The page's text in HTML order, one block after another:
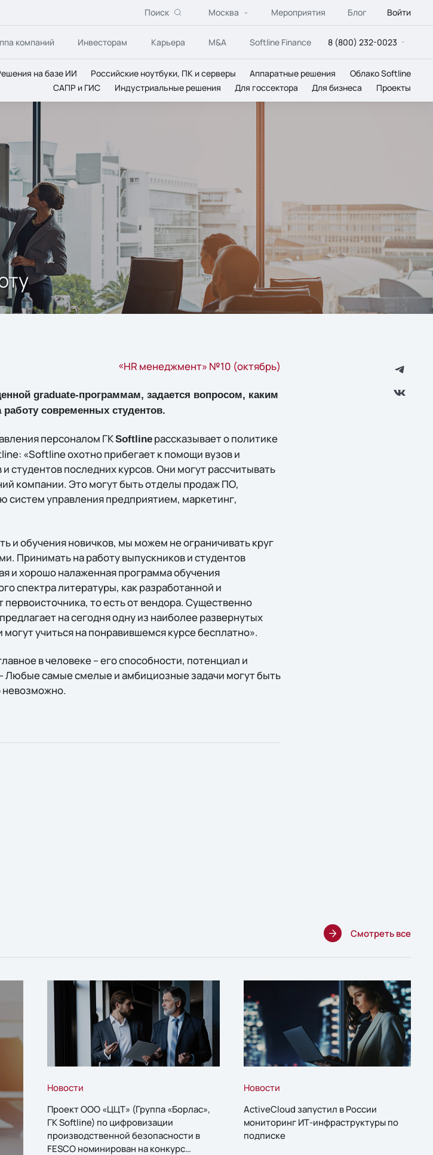
Поиск Москва Мероприятия Блог Войти
компаний Инвесторам Карьера M&A Softline Finance 8 (800) 232-0023
на базе ИИ Российские ноутбуки, ПК и серверы Аппаратные решения
Облако Softline
САПР и ГИС
Индустриальные решения Для госсектора Для бизнеса Проекты
«HR менеджмент» №10 (октябрь)
graduate-программам, задается вопросом, каким
современных студентов.
персоналом ГКSoftlineрассказывает о политике
«Softline охотно прибегает к помощи вузов и
студентов последних курсов. Они могут рассчитывать
компании. Это могут быть отделы продаж ПО,
управления предприятием, маркетинг,
и обучения новичков, мы можем не ограничивать круг
Принимать на работу выпускников и студентов
и хорошо налаженная программа обучения
спектра литературы, как разработанной и
то есть от вендора. Существенно
на сегодня одну из наиболее развернутых
учиться на понравившемся курсе бесплатно».
в человеке – его способности, потенциал и
Любые самые смелые и амбициозные задачи могут быть
невозможно.
Смотреть все
Новости
Проект ООО «ЦЦТ» (Группа «Борлас»,
ГК Softline) по цифровизации
производственной безопасности в
FESCO номинирован на конкурс
Новости
ActiveCloud запустил в России
мониторинг ИТ-инфраструктуры по
подписке